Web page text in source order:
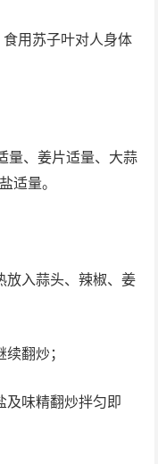
用苏子叶对人身体
量、姜片适量、大蒜
适量。
放入蒜头、辣椒、姜
翻炒；
及味精翻炒拌匀即